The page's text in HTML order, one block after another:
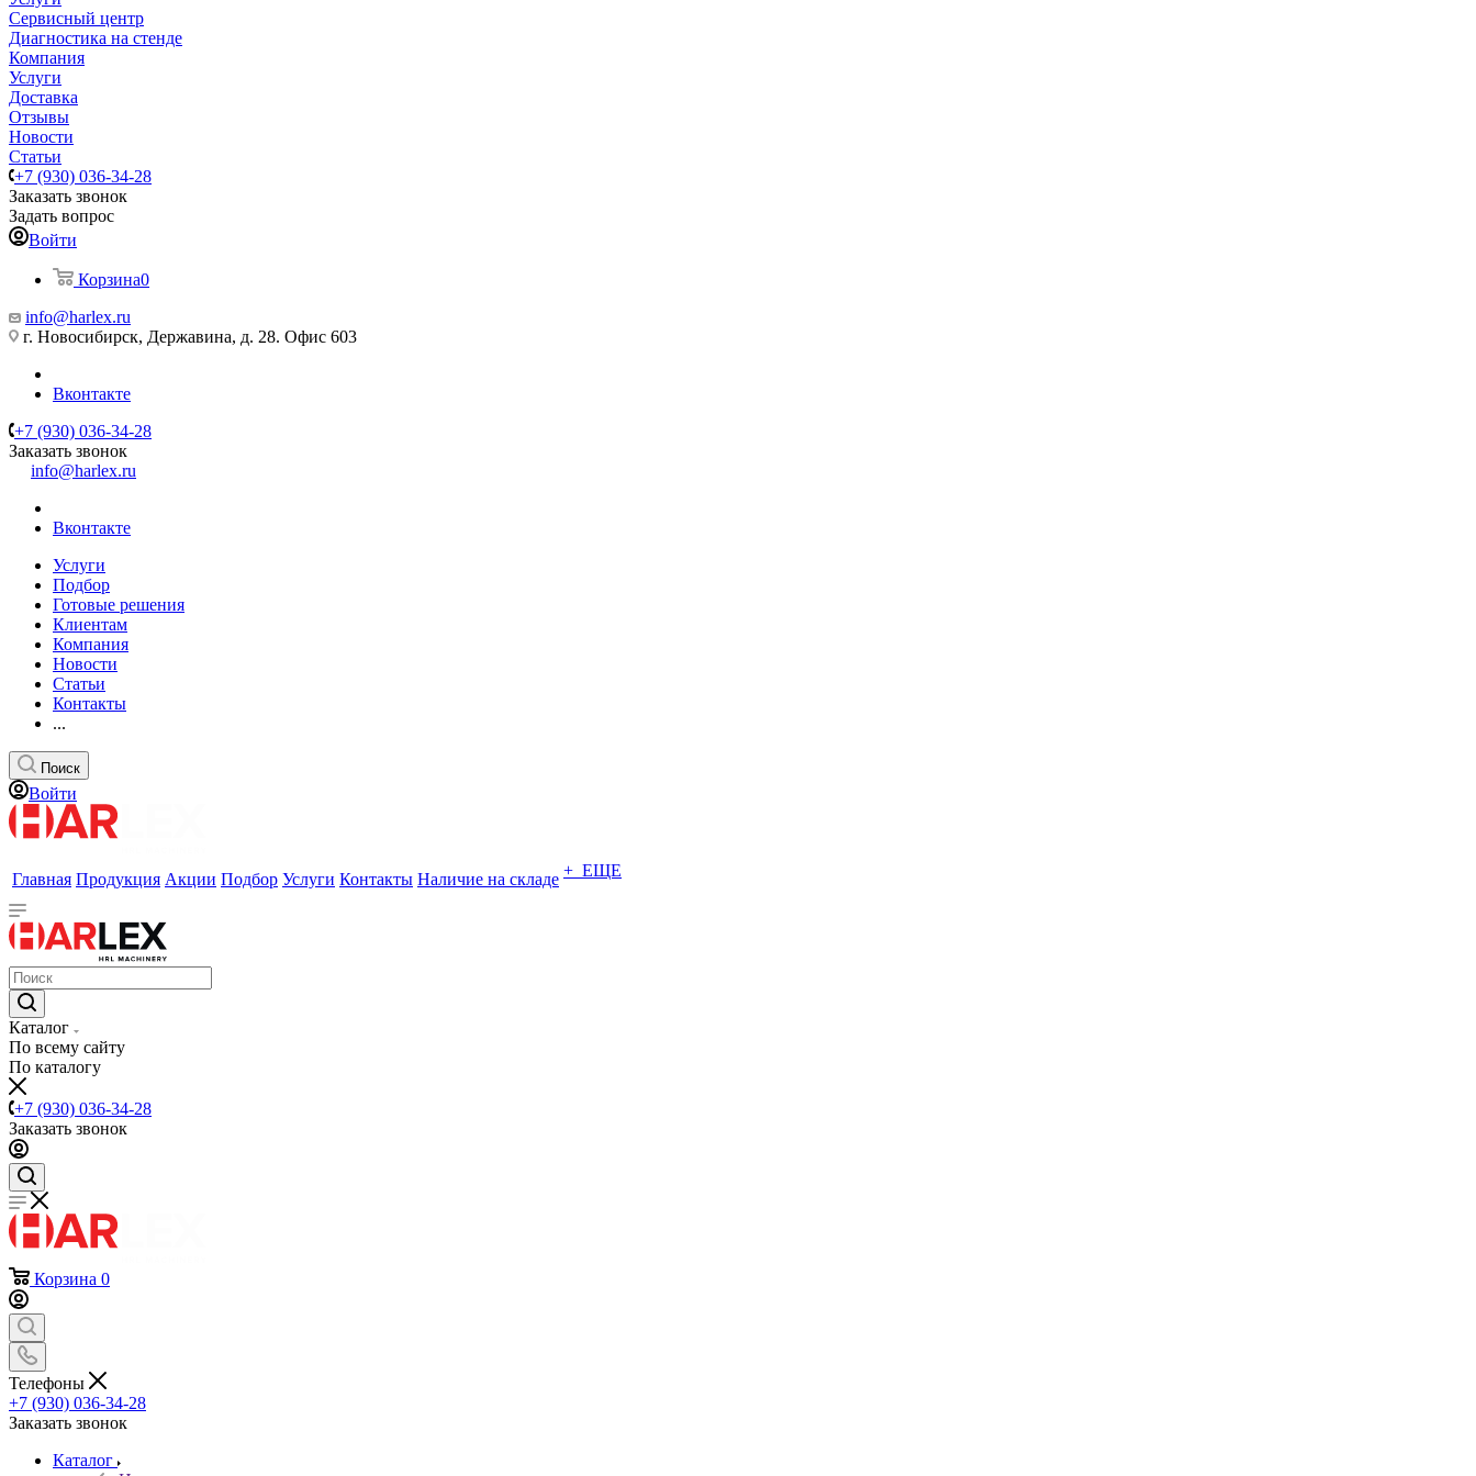
Сервисный центр
Диагностика на стенде
Компания
Услуги
Доставка
Отзывы
Новости
Статьи
+7 (930) 036-34-28
Заказать звонок
Задать вопрос
Войти
Корзина0
info@harlex.ru
г. Новосибирск, Державина, д. 28. Офис 603
Вконтакте
+7 (930) 036-34-28
Заказать звонок
info@harlex.ru
Вконтакте
Услуги
Подбор
Готовые решения
Клиентам
Компания
Новости
Статьи
Контакты
...
Поиск
Войти
Главная Продукция Акции Подбор Услуги Контакты Наличие на складе + ЕЩЕ
Каталог
По всему сайту
По каталогу
+7 (930) 036-34-28
Заказать звонок
Корзина 0
Телефоны
+7 (930) 036-34-28
Заказать звонок
Каталог